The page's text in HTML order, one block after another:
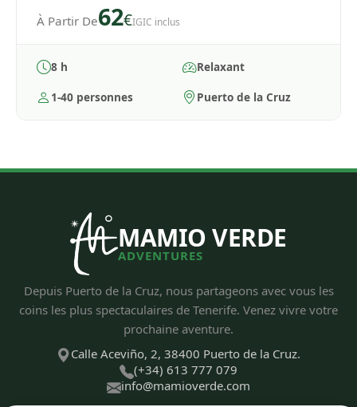
À Partir De62€IGIC inclus
8 h
Relaxant
1-40 personnes
Puerto de la Cruz
MAMIO VERDE
ADVENTURES
Depuis Puerto de la Cruz, nous partageons avec vous les
coins les plus spectaculaires de Tenerife. Venez vivre votre
prochaine aventure.
Calle Aceviño, 2, 38400 Puerto de la Cruz.
(+34) 613 777 079
info@mamioverde.com